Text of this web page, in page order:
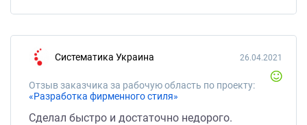
Систематика Украина
Отзыв заказчика за рабочую область по проекту:
«Разработка фирменного стиля»
26.04.2021
Сделал быстро и достаточно недорого.